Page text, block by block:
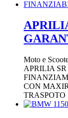
Moto e
APRILIA
CON